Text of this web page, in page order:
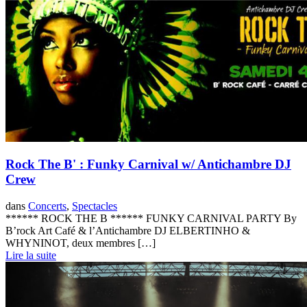
Rock The B' : Funky Carnival w/ Antichambre DJ
Crew
dans Concerts, Spectacles
****** ROCK THE B ****** FUNKY CARNIVAL PARTY By
B’rock Art Café & l’Antichambre DJ ELBERTINHO &
WHYNINOT, deux membres […]
Lire la suite